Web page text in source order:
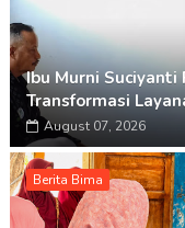
Ibu Murni Suciyanti
Transformasi
August 07, 2026
Berita Bima